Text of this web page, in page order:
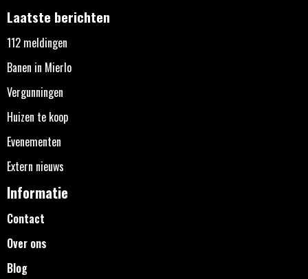
Laatste berichten
112 meldingen
Banen in Mierlo
Vergunningen
Huizen te koop
Evenementen
Extern nieuws
Informatie
Contact
Over ons
Blog